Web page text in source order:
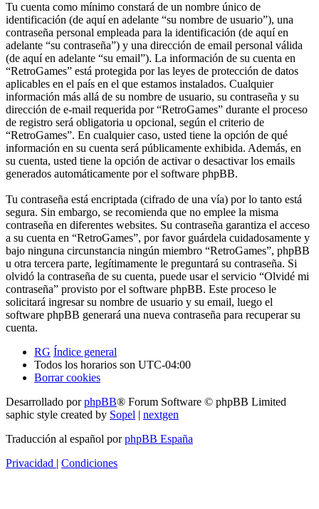
Tu cuenta como mínimo constará de un nombre único de
identificación (de aquí en adelante “su nombre de usuario”), una
contraseña personal empleada para la identificación (de aquí en
adelante “su contraseña”) y una dirección de email personal válida
(de aquí en adelante “su email”). La información de su cuenta en
“RetroGames” está protegida por las leyes de protección de datos
aplicables en el país en el que estamos instalados. Cualquier
información más allá de su nombre de usuario, su contraseña y su
dirección de e-mail requerida por “RetroGames” durante el proceso
de registro será obligatoria u opcional, según el criterio de
“RetroGames”. En cualquier caso, usted tiene la opción de qué
información en su cuenta será públicamente exhibida. Además, en
su cuenta, usted tiene la opción de activar o desactivar los emails
generados automáticamente por el software phpBB.
Tu contraseña está encriptada (cifrado de una vía) por lo tanto está
segura. Sin embargo, se recomienda que no emplee la misma
contraseña en diferentes websites. Su contraseña garantiza el acceso
a su cuenta en “RetroGames”, por favor guárdela cuidadosamente y
bajo ninguna circunstancia ningún miembro “RetroGames”, phpBB
u otra tercera parte, legítimamente le preguntará su contraseña. Si
olvidó la contraseña de su cuenta, puede usar el servicio “Olvidé mi
contraseña” provisto por el software phpBB. Este proceso le
solicitará ingresar su nombre de usuario y su email, luego el
software phpBB generará una nueva contraseña para recuperar su
cuenta.
RG Índice general
Todos los horarios son UTC-04:00
Borrar cookies
Desarrollado porphpBB® Forum Software © phpBB Limited
saphic style created by Sopel | nextgen
Traducción al español porphpBB España
Privacidad | Condiciones